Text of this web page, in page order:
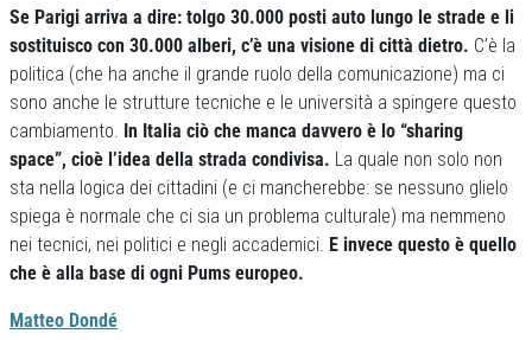
Se Parigi arriva a dire: tolgo 30.000 posti auto lungo le strade e li
sostituisco con 30.000 alberi, c’è una visione di città dietro. C’è la
politica (che ha anche il grande ruolo della comunicazione) ma ci
sono anche le strutture tecniche e le università a spingere questo
cambiamento. In Italia ciò che manca davvero è lo “sharing
space”, cioè l’idea della strada condivisa. La quale non solo non
sta nella logica dei cittadini (e ci mancherebbe: se nessuno glielo
spiega è normale che ci sia un problema culturale) ma nemmeno
nei tecnici, nei politici e negli accademici. E invece questo è quello
che è alla base di ogni Pums europeo.
Matteo Dondé